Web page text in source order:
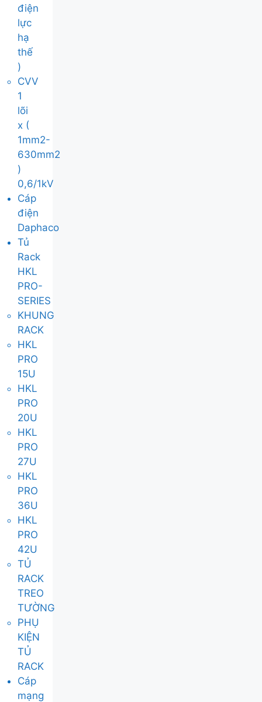
điện
lực
hạ
thế
)
CVV
1
lõi
x (
1mm2-
630mm2
)
0,6/1kV
Cáp
điện
Daphaco
Tủ
Rack
HKL
PRO-
SERIES
KHUNG
RACK
HKL
PRO
15U
HKL
PRO
20U
HKL
PRO
27U
HKL
PRO
36U
HKL
PRO
42U
TỦ
RACK
TREO
TƯỜNG
PHỤ
KIỆN
TỦ
RACK
Cáp
mạng